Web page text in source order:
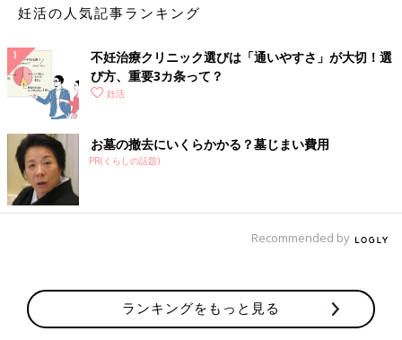
妊活の人気記事ランキング
不妊治療クリニック選びは「通いやすさ」が大切！選
び方、重要3カ条って？
妊活
お墓の撤去にいくらかかる？墓じまい費用
PR(くらしの話題)
Recommended by
ランキングをもっと見る